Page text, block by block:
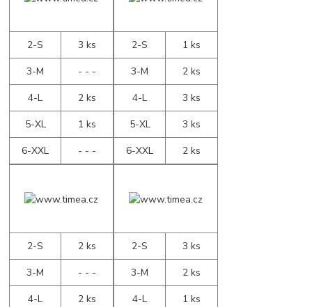
2-S
3 ks
3-M
- - -
4-L
2 ks
5-XL
1 ks
6-XXL
- - -
2-S
1 ks
3-M
2 ks
4-L
3 ks
5-XL
3 ks
6-XXL
2 ks
2-S
2 ks
3-M
- - -
4-L
2 ks
2-S
3 ks
3-M
2 ks
4-L
1 ks